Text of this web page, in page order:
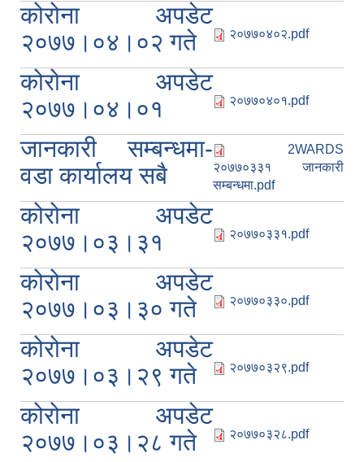
कोरोना अपडेट
२०७७।०४।०२ गते
२०७७०४०२.pdf
कोरोना अपडेट
२०७७।०४।०१
२०७७०४०१.pdf
जानकारी सम्बन्धमा-
वडा कार्यालय सबै
2WARDS
२०७७०३३१ जानकारी
सम्बन्धमा.pdf
कोरोना अपडेट
२०७७।०३।३१
२०७७०३३१.pdf
कोरोना अपडेट
२०७७।०३।३० गते
२०७७०३३०.pdf
कोरोना अपडेट
२०७७।०३।२९ गते
२०७७०३२९.pdf
कोरोना अपडेट
२०७७।०३।२८ गते
२०७७०३२८.pdf